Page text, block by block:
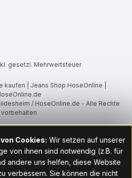
gesetzl. Mehrwertsteuer
kaufen | Jeans Shop HoseOnline |
/ HoseOnline.de - Alle Rechte
vorbehalten
Cookies: Wir setzen auf unserer
von ihnen sind notwendig (z.B. für
andere uns helfen, diese Website
verbessern. Sie können die nicht